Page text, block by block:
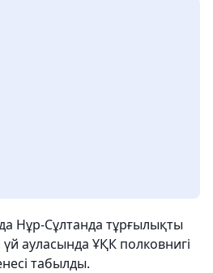
Нұр-Сұлтанда тұрғылықты
ауласында ҰҚК полковнигі
табылды.